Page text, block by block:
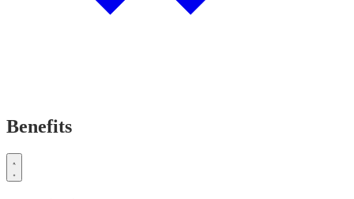
Benefits